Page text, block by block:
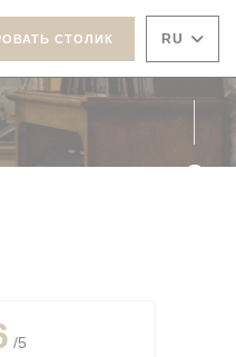
СТОЛИК RU
/5